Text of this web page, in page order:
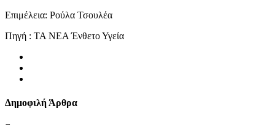
Επιμέλεια: Ρούλα Τσουλέα
Πηγή : ΤΑ ΝΕΑ Ένθετο Υγεία
Δημοφιλή Άρθρα